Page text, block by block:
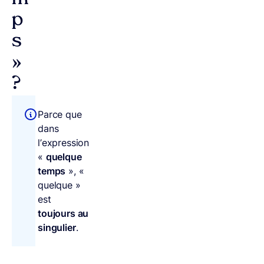
p
s
»
?
Parce que
dans
l’expression
« quelque
temps », «
quelque »
est
toujours au
singulier.